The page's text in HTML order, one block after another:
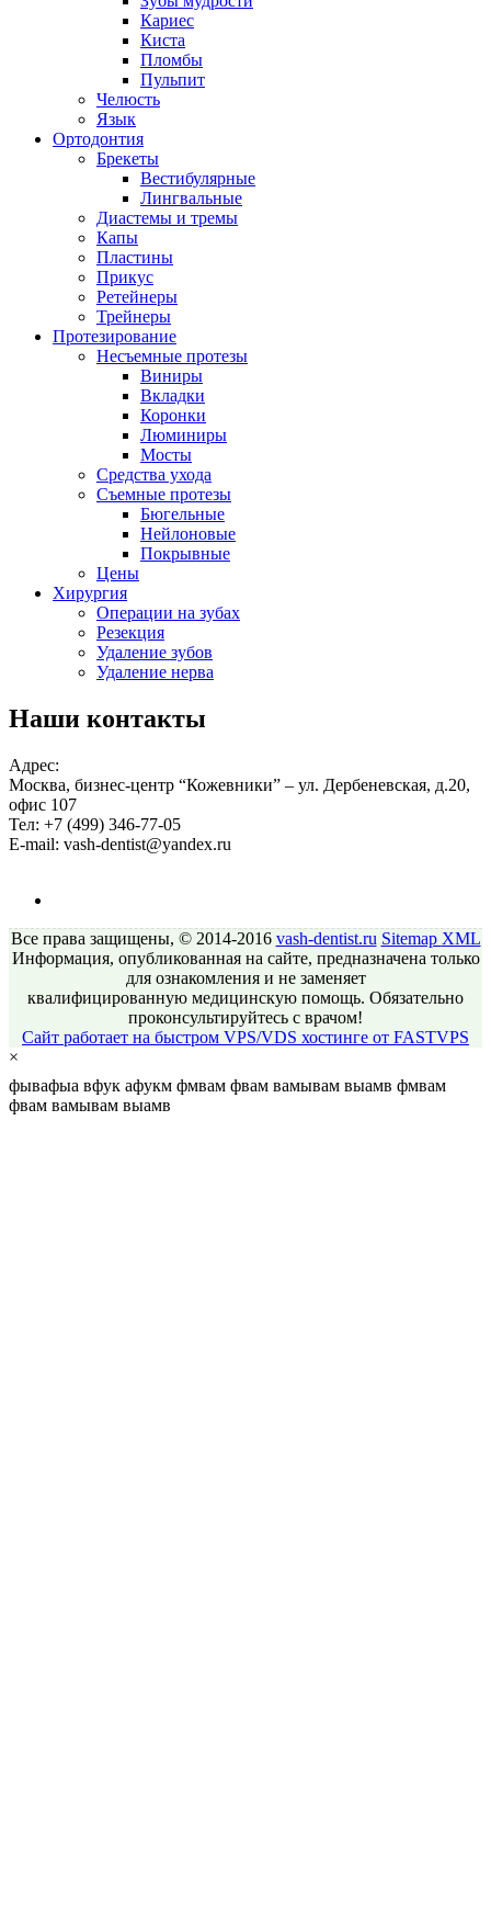
Кариес
Киста
Пломбы
Пульпит
Челюсть
Язык
Ортодонтия
Брекеты
Вестибулярные
Лингвальные
Диастемы и тремы
Капы
Пластины
Прикус
Ретейнеры
Трейнеры
Протезирование
Несъемные протезы
Виниры
Вкладки
Коронки
Люминиры
Мосты
Средства ухода
Съемные протезы
Бюгельные
Нейлоновые
Покрывные
Цены
Хирургия
Операции на зубах
Резекция
Удаление зубов
Удаление нерва
Наши контакты
Адрес:
Москва, бизнес-центр “Кожевники” – ул. Дербеневская, д.20,
офис 107
Тел: +7 (499) 346-77-05
E-mail: vash-dentist@yandex.ru
Все права защищены, © 2014-2016 vash-dentist.ru Sitemap XML
Информация, опубликованная на сайте, предназначена только
для ознакомления и не заменяет
квалифицированную медицинскую помощь. Обязательно
проконсультируйтесь с врачом!
Сайт работает на быстром VPS/VDS хостинге от FASTVPS
×
фывафыа вфук афукм фмвам фвам вамывам выамв фмвам
фвам вамывам выамв